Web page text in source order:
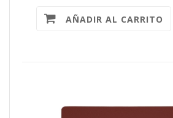
AÑADIR AL CARRITO